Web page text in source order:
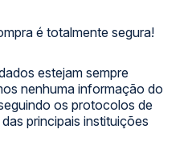
é totalmente segura!
estejam sempre
nenhuma informação do
os protocolos de
principais instituições